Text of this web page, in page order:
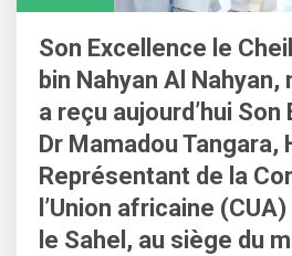
Son Excellence le
bin Nahyan Al Nahyan,
a reçu aujourd’hui
Dr Mamadou Tangara,
Représentant de la
l’Union africaine
le Sahel, au siège du